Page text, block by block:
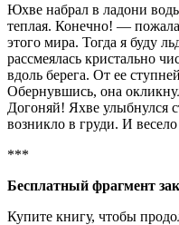
Юхве набрал в ладони
теплая. Конечно! —
этого мира. Тогда я буду
рассмеялась кристально
вдоль берега. От ее
Обернувшись, она
Догоняй! Яхве улыбнулся
возникло в груди. И
***
Бесплатный фрагмент
Купите книгу, чтобы